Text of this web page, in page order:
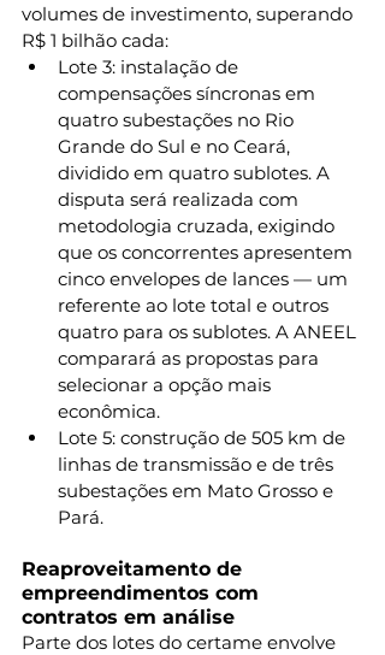
volumes de investimento, superando
R$ 1 bilhão cada:
Lote 3: instalação de
compensações síncronas em
quatro subestações no Rio
Grande do Sul e no Ceará,
dividido em quatro sublotes. A
disputa será realizada com
metodologia cruzada, exigindo
que os concorrentes apresentem
cinco envelopes de lances — um
referente ao lote total e outros
quatro para os sublotes. A ANEEL
comparará as propostas para
selecionar a opção mais
econômica.
Lote 5: construção de 505 km de
linhas de transmissão e de três
subestações em Mato Grosso e
Pará.
Reaproveitamento de
empreendimentos com
contratos em análise
Parte dos lotes do certame envolve